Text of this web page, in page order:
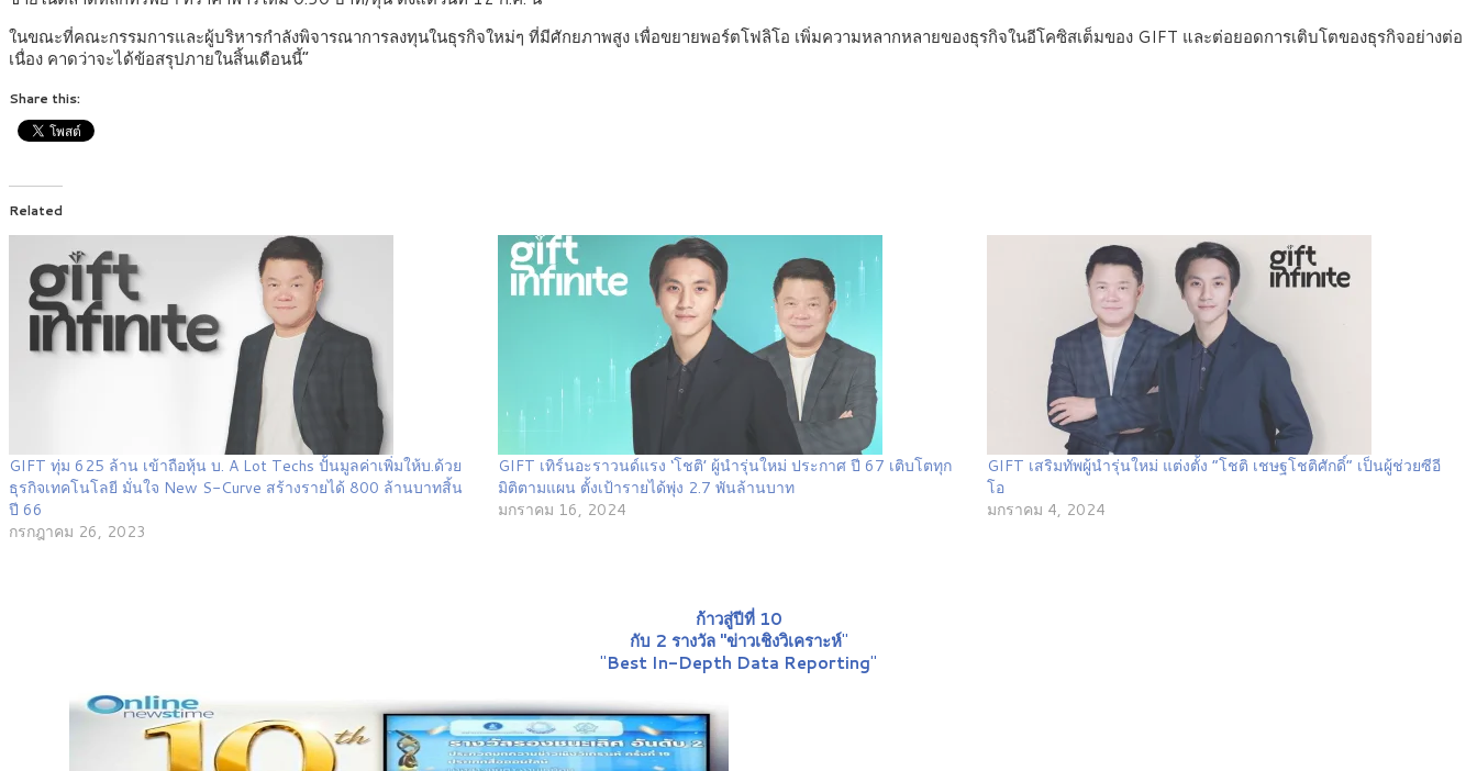
ในขณะที่คณะกรรมการและผู้บริหารกำลังพิจารณาการลงทุนในธุรกิจใหม่ๆ ที่มีศักยภาพสูง เพื่อขยายพอร์ตโฟลิโอ เพิ่มความหลากหลายของธุรกิจในอีโคซิสเต็มของ GIFT และต่อยอดการเติบโตของธุรกิจอย่างต่อ
เนื่อง คาดว่าจะได้ข้อสรุปภายในสิ้นเดือนนี้”
Share this:
Related
GIFT ทุ่ม 625 ล้าน เข้าถือหุ้น บ. A Lot Techs ปั้นมูลค่าเพิ่มให้บ.ด้วย
ธุรกิจเทคโนโลยี มั่นใจ New S-Curve สร้างรายได้ 800 ล้านบาทสิ้น
ปี 66
กรกฎาคม 26, 2023
GIFT เทิร์นอะราวนด์แรง ‘โชติ’ ผู้นำรุ่นใหม่ ประกาศ ปี 67 เติบโตทุก
มิติตามแผน ตั้งเป้ารายได้พุ่ง 2.7 พันล้านบาท
มกราคม 16, 2024
GIFT เสริมทัพผู้นำรุ่นใหม่ แต่งตั้ง “โชติ เชษฐโชติศักดิ์” เป็นผู้ช่วยซีอี
โอ
มกราคม 4, 2024
ก้าวสู่ปีที่ 10
กับ 2 รางวัล "ข่าวเชิงวิเคราะห์"
"Best In-Depth Data Reporting"